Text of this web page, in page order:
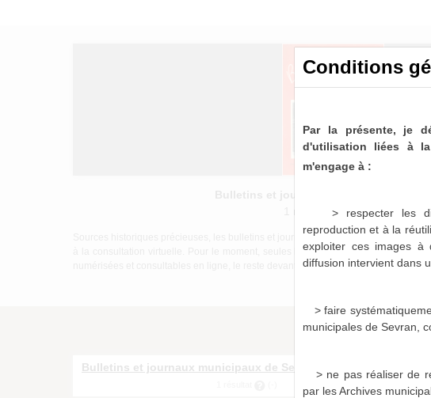
1 notice consultable
Sources historiques précieuses, les bulletins et journaux municipaux de Sevran
à la consultation virtuelle. Pour le moment, seules les périodes 1963-1975,
numérisées et consultables en ligne, le reste devant être mis à disposition dans
Bulletins et journaux municipaux de Sevran
Conditions
Par la présente, je
d'utilisation liées à
m'engage à :
> respecter les
reproduction et à la
exploiter ces images à
diffusion intervient dans
> faire
municipales de Sevran,
> ne pas réaliser de
par les Archives